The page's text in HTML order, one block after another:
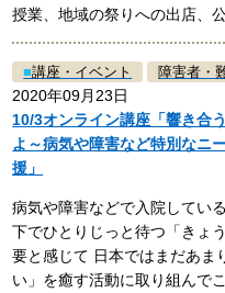
授業、地域の祭りへの出店
■講座・イベント 障害者・
2020年09月23日
10/3オンライン講座「響き合
よ～病気や障害など特別なニ
援」
病気や障害などで入院してい
下でひとりじっと待つ「きょ
要と感じて 日本ではまだあま
い」を癒す活動に取り組ん